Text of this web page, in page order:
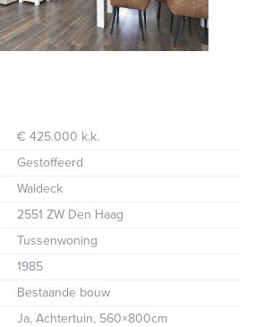
€ 425.000 k.k.
Gestoffeerd
Waldeck
2551 ZW Den Haag
Tussenwoning
1985
Bestaande bouw
Ja, Achtertuin, 560×800cm